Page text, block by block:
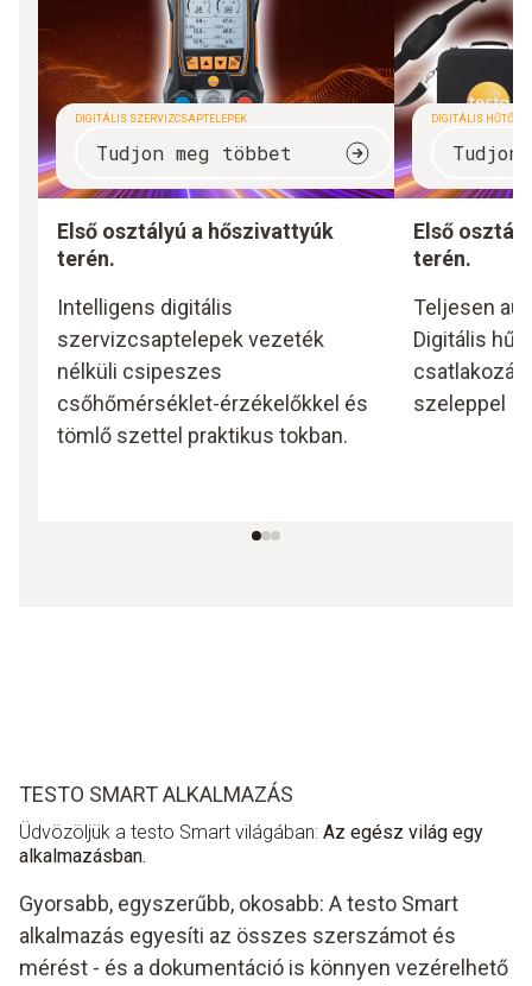
DIGITÁLIS SZERVIZCSAPTELEPEK
Tudjon meg többet
Első osztályú a hőszivattyúk
terén.
Intelligens digitális
szervizcsaptelepek vezeték
nélküli csipeszes
csőhőmérséklet-érzékelőkkel és
tömlő szettel praktikus tokban.
DIGITÁLIS
Tudjon
Első
terén.
Teljesen
Digitális
szeleppel
TESTO SMART ALKALMAZÁS
Üdvözöljük a testo Smart világában: Az egész világ egy
alkalmazásban.
Gyorsabb, egyszerűbb, okosabb: A testo Smart
alkalmazás egyesíti az összes szerszámot és
mérést - és a dokumentáció is könnyen vezérelhető